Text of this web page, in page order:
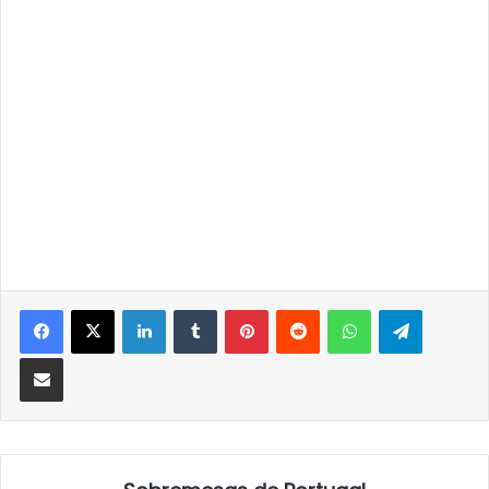
LinkedInTumblrPinterestReddit WhatsApp
Partilhar Via Email